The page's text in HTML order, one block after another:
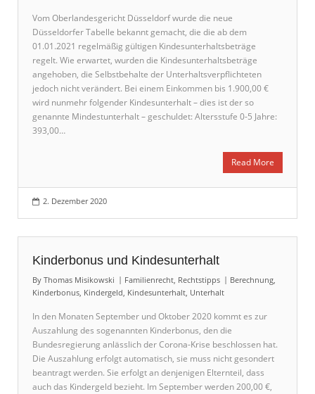
Vom Oberlandesgericht Düsseldorf wurde die neue
Düsseldorfer Tabelle bekannt gemacht, die die ab dem
01.01.2021 regelmäßig gültigen Kindesunterhaltsbeträge
regelt. Wie erwartet, wurden die Kindesunterhaltsbeträge
angehoben, die Selbstbehalte der Unterhaltsverpflichteten
jedoch nicht verändert. Bei einem Einkommen bis 1.900,00 €
wird nunmehr folgender Kindesunterhalt – dies ist der so
genannte Mindestunterhalt – geschuldet: Altersstufe 0-5 Jahre:
393,00…
Read More
2. Dezember 2020
Kinderbonus und Kindesunterhalt
By Thomas Misikowski Familienrecht, Rechtstipps Berechnung,
Kinderbonus, Kindergeld, Kindesunterhalt, Unterhalt
In den Monaten September und Oktober 2020 kommt es zur
Auszahlung des sogenannten Kinderbonus, den die
Bundesregierung anlässlich der Corona-Krise beschlossen hat.
Die Auszahlung erfolgt automatisch, sie muss nicht gesondert
beantragt werden. Sie erfolgt an denjenigen Elternteil, dass
auch das Kindergeld bezieht. Im September werden 200,00 €,